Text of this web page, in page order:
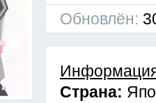
Обновлён:
Страна: